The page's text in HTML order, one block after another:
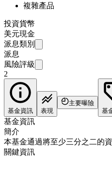
複雜產品
投資貨幣
美元現金
派息類別
派息
風險評級
2
基金資訊 表現
主要曝險
基
基金資訊
簡介
本基金通過將至少三分之二的
關鍵資訊